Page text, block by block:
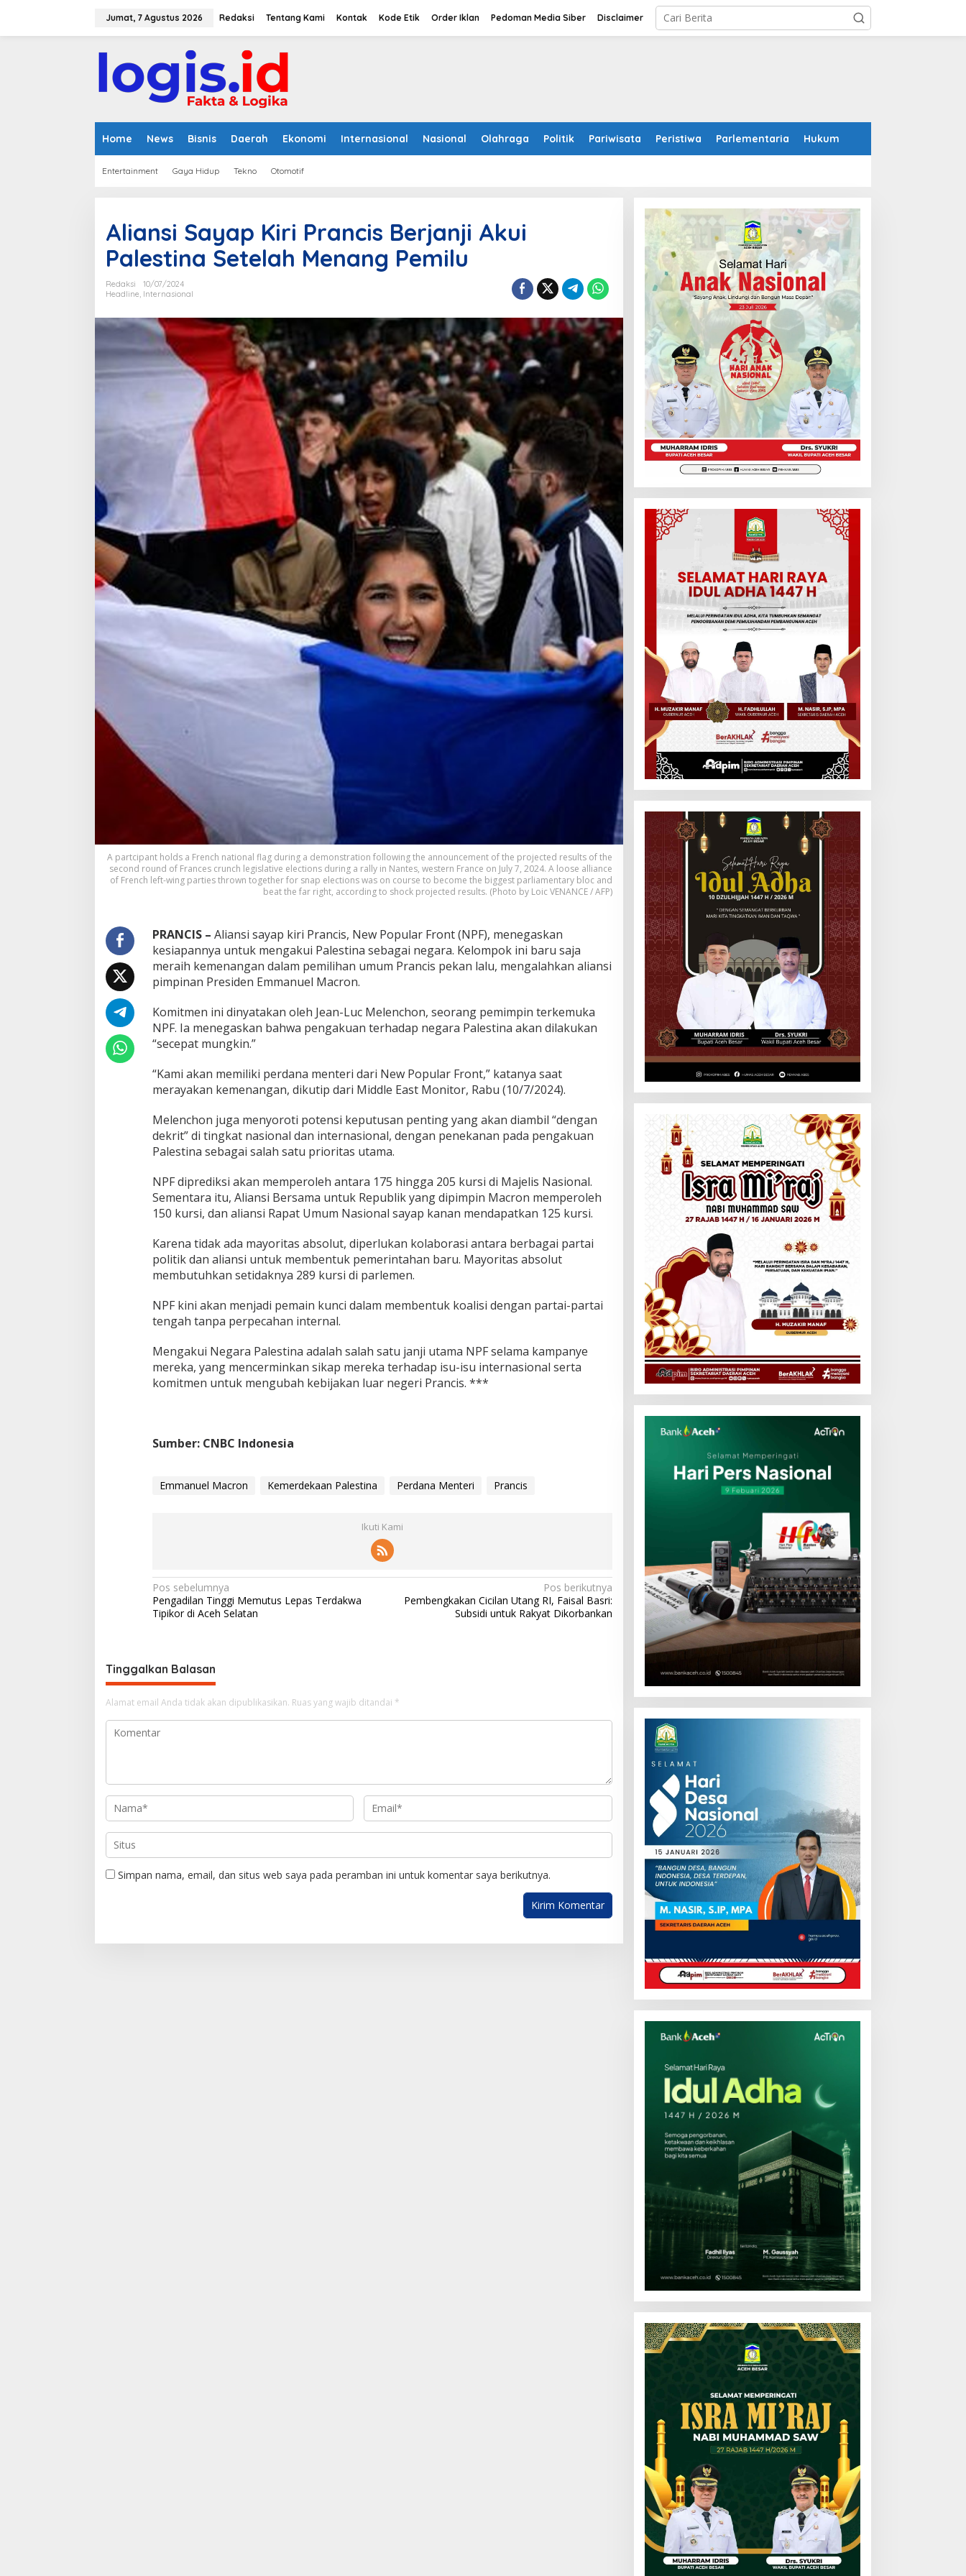
Jumat, 7 Agustus 2026 Redaksi Tentang Kami Kontak Kode Etik Order Iklan Pedoman Media Siber Disclaimer
Home News Bisnis Daerah Ekonomi Internasional Nasional Olahraga Politik Pariwisata Peristiwa Parlementaria Hukum
Entertainment Gaya Hidup Tekno Otomotif
Aliansi Sayap Kiri Prancis Berjanji Akui
Palestina Setelah Menang Pemilu
Redaksi
10/07/2024
Headline, Internasional
A partcipant holds a French national flag during a demonstration following the announcement of the projected results of the
second round of Frances crunch legislative elections during a rally in Nantes, western France on July 7, 2024. A loose alliance
of French left-wing parties thrown together for snap elections was on course to become the biggest parliamentary bloc and
beat the far right, according to shock projected results. (Photo by Loic VENANCE / AFP)
PRANCIS – Aliansi sayap kiri Prancis, New Popular Front (NPF), menegaskan
kesiapannya untuk mengakui Palestina sebagai negara. Kelompok ini baru saja
meraih kemenangan dalam pemilihan umum Prancis pekan lalu, mengalahkan aliansi
pimpinan Presiden Emmanuel Macron.
Komitmen ini dinyatakan oleh Jean-Luc Melenchon, seorang pemimpin terkemuka
NPF. Ia menegaskan bahwa pengakuan terhadap negara Palestina akan dilakukan
“secepat mungkin.”
“Kami akan memiliki perdana menteri dari New Popular Front,” katanya saat
merayakan kemenangan, dikutip dari Middle East Monitor, Rabu (10/7/2024).
Melenchon juga menyoroti potensi keputusan penting yang akan diambil “dengan
dekrit” di tingkat nasional dan internasional, dengan penekanan pada pengakuan
Palestina sebagai salah satu prioritas utama.
NPF diprediksi akan memperoleh antara 175 hingga 205 kursi di Majelis Nasional.
Sementara itu, Aliansi Bersama untuk Republik yang dipimpin Macron memperoleh
150 kursi, dan aliansi Rapat Umum Nasional sayap kanan mendapatkan 125 kursi.
Karena tidak ada mayoritas absolut, diperlukan kolaborasi antara berbagai partai
politik dan aliansi untuk membentuk pemerintahan baru. Mayoritas absolut
membutuhkan setidaknya 289 kursi di parlemen.
NPF kini akan menjadi pemain kunci dalam membentuk koalisi dengan partai-partai
tengah tanpa perpecahan internal.
Mengakui Negara Palestina adalah salah satu janji utama NPF selama kampanye
mereka, yang mencerminkan sikap mereka terhadap isu-isu internasional serta
komitmen untuk mengubah kebijakan luar negeri Prancis. ***
Sumber: CNBC Indonesia
Emmanuel Macron Kemerdekaan Palestina Perdana Menteri Prancis
Ikuti Kami
N
a
g
a
s
i
s
Pos sebelumnya
Pengadilan Tinggi Memutus Lepas Terdakwa
Tipikor di Aceh Selatan
Pos berikutnya
Pembengkakan Cicilan Utang RI, Faisal Basri:
Subsidi untuk Rakyat Dikorbankan
Tinggalkan Balasan
Alamat email Anda tidak akan dipublikasikan. Ruas yang wajib ditandai *
Simpan nama, email, dan situs web saya pada peramban ini untuk komentar saya berikutnya.